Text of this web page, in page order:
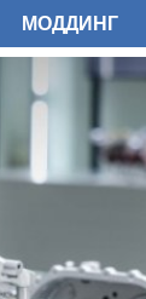
МОДДИНГ